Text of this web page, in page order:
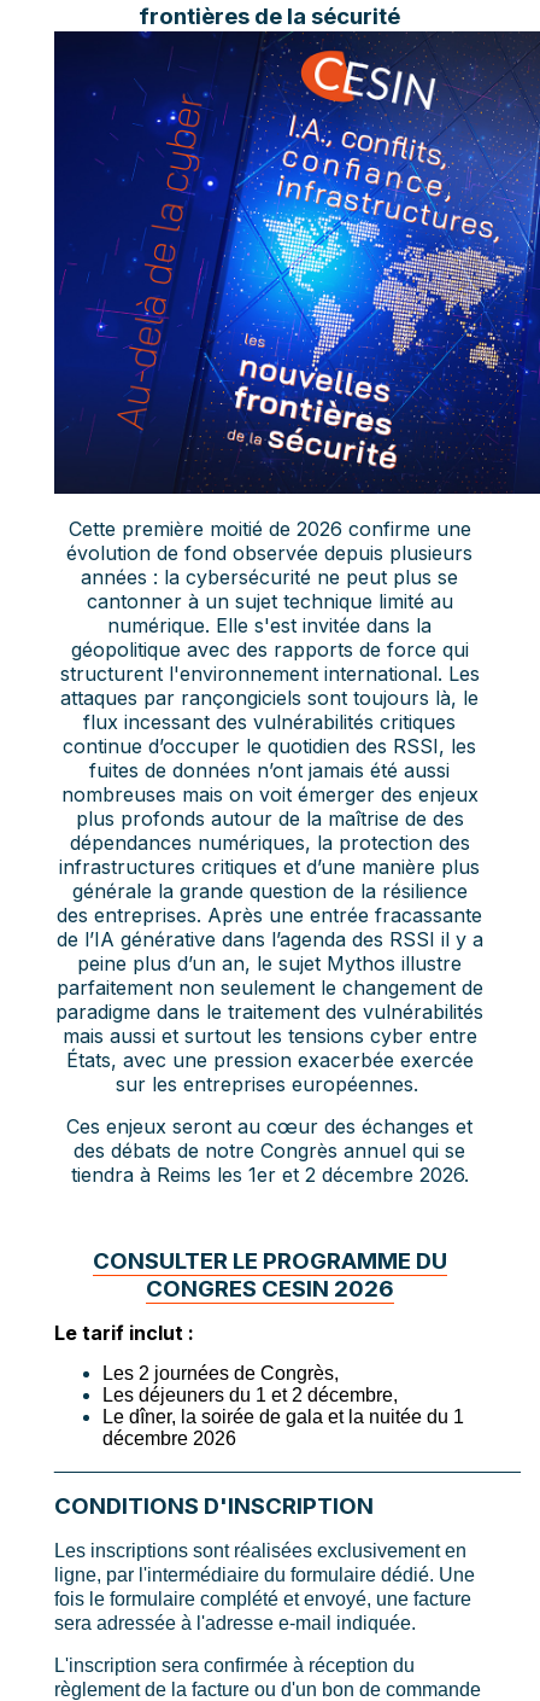
frontières de la sécurité
Cette première moitié de 2026 confirme une
évolution de fond observée depuis plusieurs
années : la cybersécurité ne peut plus se
cantonner à un sujet technique limité au
numérique. Elle s'est invitée dans la
géopolitique avec des rapports de force qui
structurent l'environnement international. Les
attaques par rançongiciels sont toujours là, le
flux incessant des vulnérabilités critiques
continue d’occuper le quotidien des RSSI, les
fuites de données n’ont jamais été aussi
nombreuses mais on voit émerger des enjeux
plus profonds autour de la maîtrise de des
dépendances numériques, la protection des
infrastructures critiques et d’une manière plus
générale la grande question de la résilience
des entreprises. Après une entrée fracassante
de l’IA générative dans l’agenda des RSSI il y a
peine plus d’un an, le sujet Mythos illustre
parfaitement non seulement le changement de
paradigme dans le traitement des vulnérabilités
mais aussi et surtout les tensions cyber entre
États, avec une pression exacerbée exercée
sur les entreprises européennes.
Ces enjeux seront au cœur des échanges et
des débats de notre Congrès annuel qui se
tiendra à Reims les 1er et 2 décembre 2026.
CONSULTER LE PROGRAMME DU
CONGRES CESIN 2026
Le tarif inclut :
Les 2 journées de Congrès,
Les déjeuners du 1 et 2 décembre,
Le dîner, la soirée de gala et la nuitée du 1
décembre 2026
CONDITIONS D'INSCRIPTION
Les inscriptions sont réalisées exclusivement en
ligne, par l'intermédiaire du formulaire dédié. Une
fois le formulaire complété et envoyé, une facture
sera adressée à l'adresse e-mail indiquée.
L'inscription sera confirmée à réception du
règlement de la facture ou d'un bon de commande